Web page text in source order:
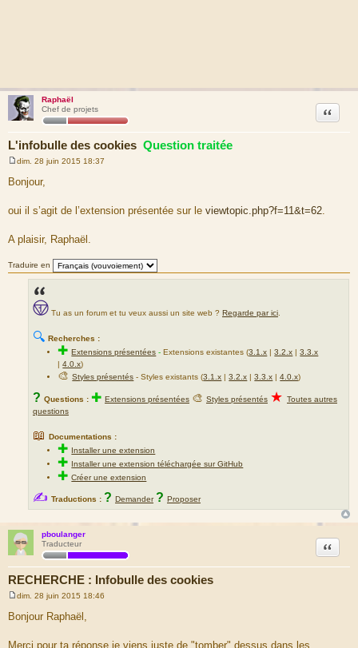
Raphaël
Chef de projets
L'infobulle des cookies Question traitée
Citation
s
a
g
dim. 28 juin 2015 18:37
Bonjour,
oui il s’agit de l’extension présentée sur le viewtopic.php?f=11&t=62
A plaisir, Raphaël.
Traduire en
Tu as un forum et tu veux aussi un site web ? Regarde par ici
🔍 Recherches :
✚Extensions présentées -Extensions existantes (3.1.x |3.2.x |3.3.x
|4.0.x)
🎨Styles présentés - Styles existants (3.1.x |3.2.x |3.3.x |4.0.x)
? Questions : ✚ Extensions présentées 🎨 Styles présentés ★ Toutes autres
questions
📖 Documentations :
✚ Installer une extension
✚ Installer une extension téléchargée sur GitHub
✚Créer une extension
✍ Traductions : ? Demander ? Proposer
pboulanger
Traducteur
RECHERCHE : Infobulle des cookies
Citation
s
dim. 28 juin 2015 18:46
Bonjour Raphaël,
Merci pour ta réponse je viens juste de "tomber" dessus dans les